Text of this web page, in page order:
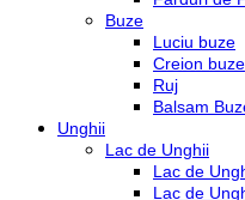
Buze
Luciu buze
Creion buze
Ruj
Balsam
Unghii
Lac de Unghii
Lac de
Lac de